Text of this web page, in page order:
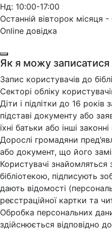
Нд: 10:00-17:00
Останній вівторок
Online довідка
Як я можу записатися
Запис користувачів до
Секторі обліку
Діти і підлітки до 16 років
підставі документу або
їхні батьки або інші
Дорослі громадяни
або документ, що його
Користувачі
бібліотекою, підписують
дають відомості
реєстраційної картки та
Обробка персональних
здійснюється відповідно